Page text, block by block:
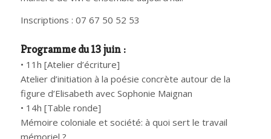
Inscriptions : 07 67 50 52 53
Programme du 13 juin :
• 11h [Atelier d’écriture]
Atelier d’initiation à la poésie concrète autour de la
figure d’Elisabeth avec Sophonie Maignan
• 14h [Table ronde]
Mémoire coloniale et société: à quoi sert le travail
mémoriel ?